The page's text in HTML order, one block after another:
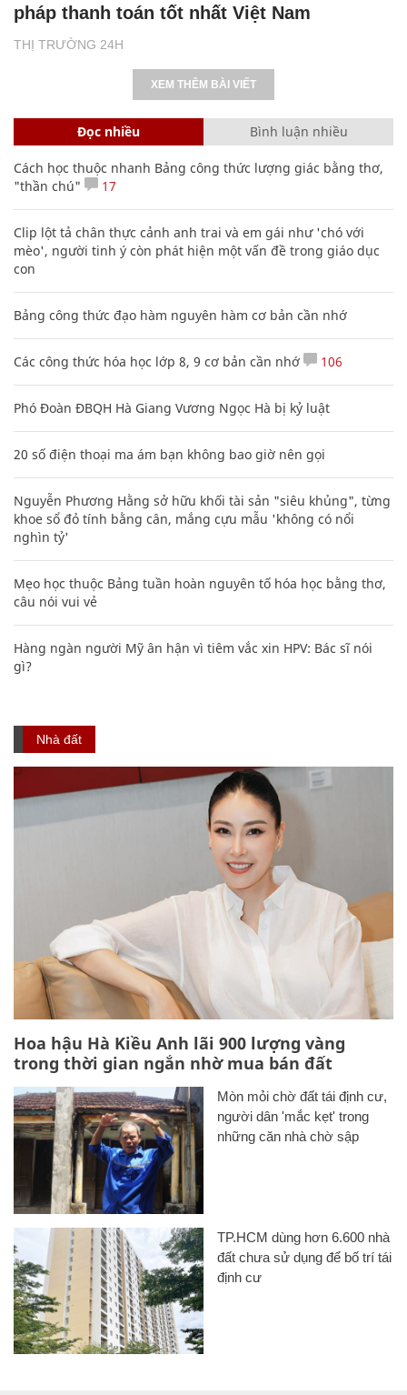
THỊ TRƯỜNG 24H
pháp thanh toán tốt nhất Việt Nam
XEM THÊM BÀI VIẾT
Đọc nhiều Bình luận nhiều
Cách học thuộc nhanh Bảng công thức lượng giác bằng thơ,
"thần chú"
17
Clip lột tả chân thực cảnh anh trai và em gái như 'chó với
mèo', người tinh ý còn phát hiện một vấn đề trong giáo dục
con
Bảng công thức đạo hàm nguyên hàm cơ bản cần nhớ
Các công thức hóa học lớp 8, 9 cơ bản cần nhớ 106
Phó Đoàn ĐBQH Hà Giang Vương Ngọc Hà bị kỷ luật
20 số điện thoại ma ám bạn không bao giờ nên gọi
Nguyễn Phương Hằng sở hữu khối tài sản "siêu khủng", từng
khoe sổ đỏ tính bằng cân, mắng cựu mẫu 'không có nổi
nghìn tỷ'
Mẹo học thuộc Bảng tuần hoàn nguyên tố hóa học bằng thơ,
câu nói vui vẻ
Hàng ngàn người Mỹ ân hận vì tiêm vắc xin HPV: Bác sĩ nói
gì?
Nhà đất
Hoa hậu Hà Kiều Anh lãi 900 lượng vàng
trong thời gian ngắn nhờ mua bán đất
Mòn mỏi chờ đất tái định cư,
người dân 'mắc kẹt' trong
những căn nhà chờ sập
TP.HCM dùng hơn 6.600 nhà
đất chưa sử dụng để bố trí tái
định cư